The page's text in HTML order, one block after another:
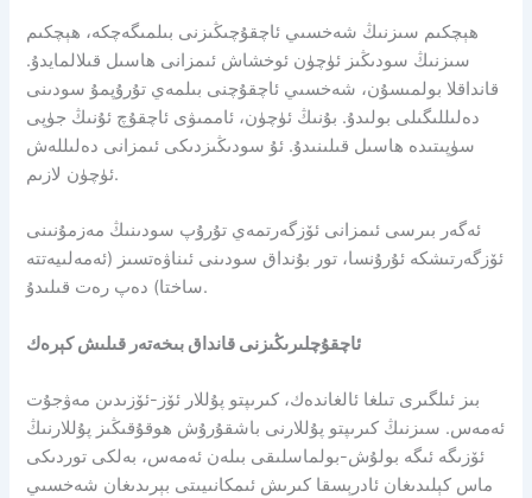
ھېچكىم سىزنىڭ شەخسىي ئاچقۇچىڭىزنى بىلمىگەچكە، ھېچكىم
سىزنىڭ سودىڭىز ئۈچۈن ئوخشاش ئىمزانى ھاسىل قىلالمايدۇ.
قانداقلا بولمىسۇن، شەخسىي ئاچقۇچنى بىلمەي تۇرۇپمۇ سودىنى
دەلىللىگىلى بولىدۇ. بۇنىڭ ئۈچۈن، ئاممىۋى ئاچقۇچ ئۇنىڭ جۈپى
سۈپىتىدە ھاسىل قىلىنىدۇ. ئۇ سودىڭىزدىكى ئىمزانى دەلىللەش
ئۈچۈن لازىم.
ئەگەر بىرسى ئىمزانى ئۆزگەرتمەي تۇرۇپ سودىنىڭ مەزمۇنىنى
ئۆزگەرتىشكە ئۇرۇنسا، تور بۇنداق سودىنى ئىناۋەتسىز (ئەمەلىيەتتە
ساختا) دەپ رەت قىلىدۇ.
ئاچقۇچلىرىڭىزنى قانداق بىخەتەر قىلىش كېرەك
بىز ئىلگىرى تىلغا ئالغاندەك، كىرىپتو پۇللار ئۆز-ئۆزىدىن مەۋجۇت
ئەمەس. سىزنىڭ كىرىپتو پۇللارنى باشقۇرۇش ھوقۇقىڭىز پۇللارنىڭ
ئۆزىگە ئىگە بولۇش-بولماسلىقى بىلەن ئەمەس، بەلكى توردىكى
ماس كېلىدىغان ئادرېسقا كىرىش ئىمكانىيىتى بېرىدىغان شەخسىي